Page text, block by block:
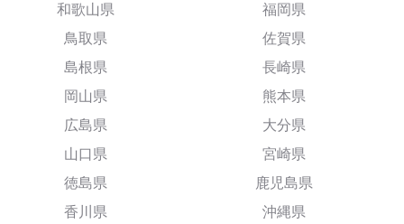
和歌山県
鳥取県
島根県
岡山県
広島県
山口県
徳島県
香川県
福岡県
佐賀県
長崎県
熊本県
大分県
宮崎県
鹿児島県
沖縄県